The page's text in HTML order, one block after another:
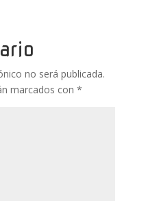
p r
no será publicada.
marcados con *